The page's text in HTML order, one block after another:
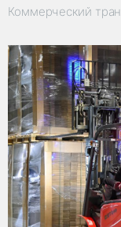
Коммерческий